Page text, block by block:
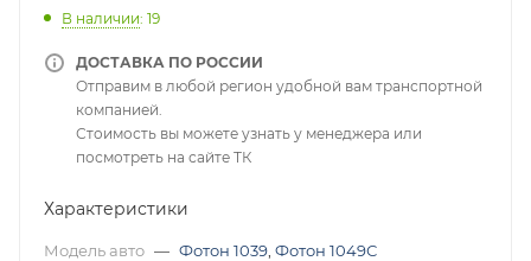
В наличии: 19
ДОСТАВКА ПО РОССИИ
Отправим в любой регион удобной вам транспортной
компанией.
Стоимость вы можете узнать у менеджера или
посмотреть на сайте ТК
Характеристики
Модель авто — Фотон 1039 Фотон 1049С